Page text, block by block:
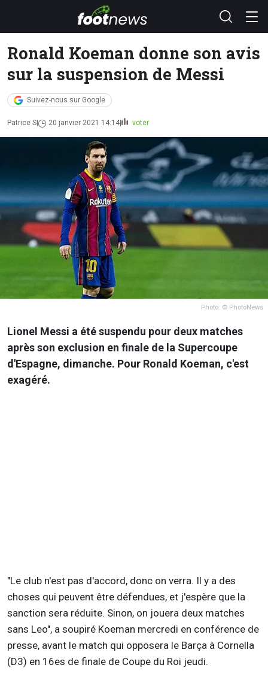
Ronald Koeman donne son avis
sur la suspension de Messi
Suivez-nous sur Google
Patrice S 20 janvier 2021 14:14 voter
Photo: © PhotoNews
Lionel Messi a été suspendu pour deux matches
après son exclusion en finale de la Supercoupe
d'Espagne, dimanche. Pour Ronald Koeman, c'est
exagéré.
"Le club n'est pas d'accord, donc on verra. Il y a des
choses qui peuvent être défendues, et j'espère que la
sanction sera réduite. Sinon, on jouera deux matches
sans Leo", a soupiré Koeman mercredi en conférence de
presse, avant le match qui opposera le Barça à Cornella
(D3) en 16es de finale de Coupe du Roi jeudi.